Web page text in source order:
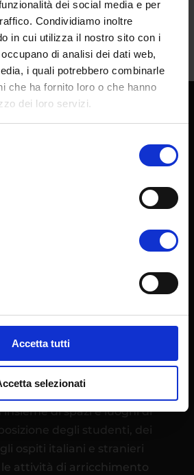
dei social media e per
Condividiamo inoltre
in cui utilizza il nostro sito con i
di analisi dei dati web,
i quali potrebbero combinarle
che ha fornito loro o che hanno
dei loro servizi.
Accetta tutti
selezionati
per voi, quelli che ci sono
di menzione… “Creative
Suzy...
con Decreto
2006. Ha sede
di spazi e luoghi di
degli studenti, dei
ospiti italiani e stranieri
le attività di arricchimento